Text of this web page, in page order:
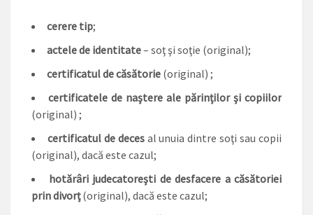
cerere tip;
actele de identitate– soţ şi soţie (original);
certificatul de căsătorie (original) ;
certificatele de naştere ale părinţilor şi copiilor
(original) ;
certificatul de decesal unuia dintre soţi sau copii
(original), dacă este cazul;
hotărâri judecatoreşti de desfacere a căsătoriei
prin divorţ(original), dacă este cazul;